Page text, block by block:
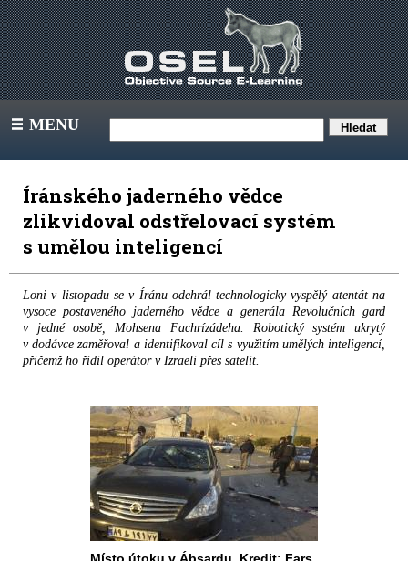
III MENU
Íránského jaderného vědce
zlikvidoval odstřelovací systém
s umělou inteligencí
Loni v listopadu se v Íránu odehrál technologicky vyspělý atentát na
vysoce postaveného jaderného vědce a generála Revolučních gard
v jedné osobě, Mohsena Fachrízádeha. Robotický systém ukrytý
v dodávce zaměřoval a identifikoval cíl s využitím umělých inteligencí,
přičemž ho řídil operátor v Izraeli přes satelit.